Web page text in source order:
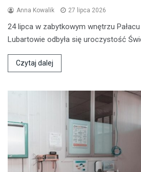
Anna Kowalik 27 lipca 2026
24 lipca w zabytkowym wnętrzu
Lubartowie odbyła się uroczystość
Czytaj dalej